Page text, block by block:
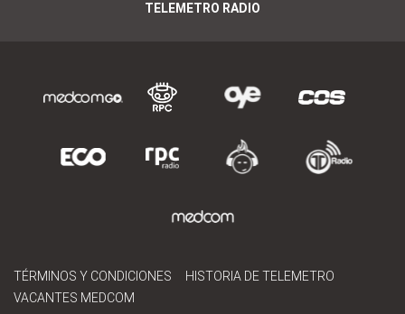
TELEMETRO RADIO
TÉRMINOS Y CONDICIONES
HISTORIA DE TELEMETRO
VACANTES MEDCOM